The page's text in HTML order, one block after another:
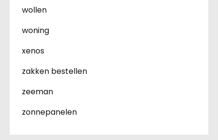
wollen
woning
xenos
zakken bestellen
zeeman
zonnepanelen